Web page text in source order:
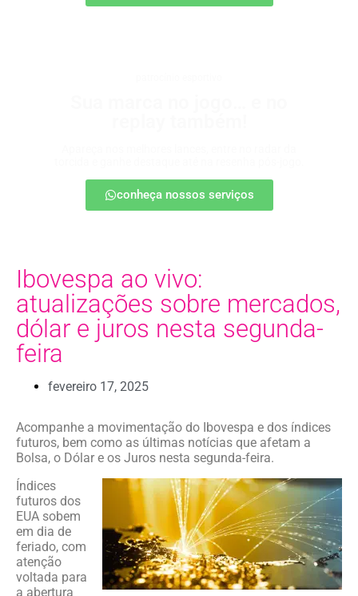
conheça nossos serviços
Ibovespa ao vivo:
atualizações sobre mercados,
dólar e juros nesta segunda-
feira
fevereiro 17, 2025
Acompanhe a movimentação do Ibovespa e dos índices
futuros, bem como as últimas notícias que afetam a
Bolsa, o Dólar e os Juros nesta segunda-feira.
Índices
futuros dos
EUA sobem
em dia de
feriado, com
atenção
voltada para
a abertura